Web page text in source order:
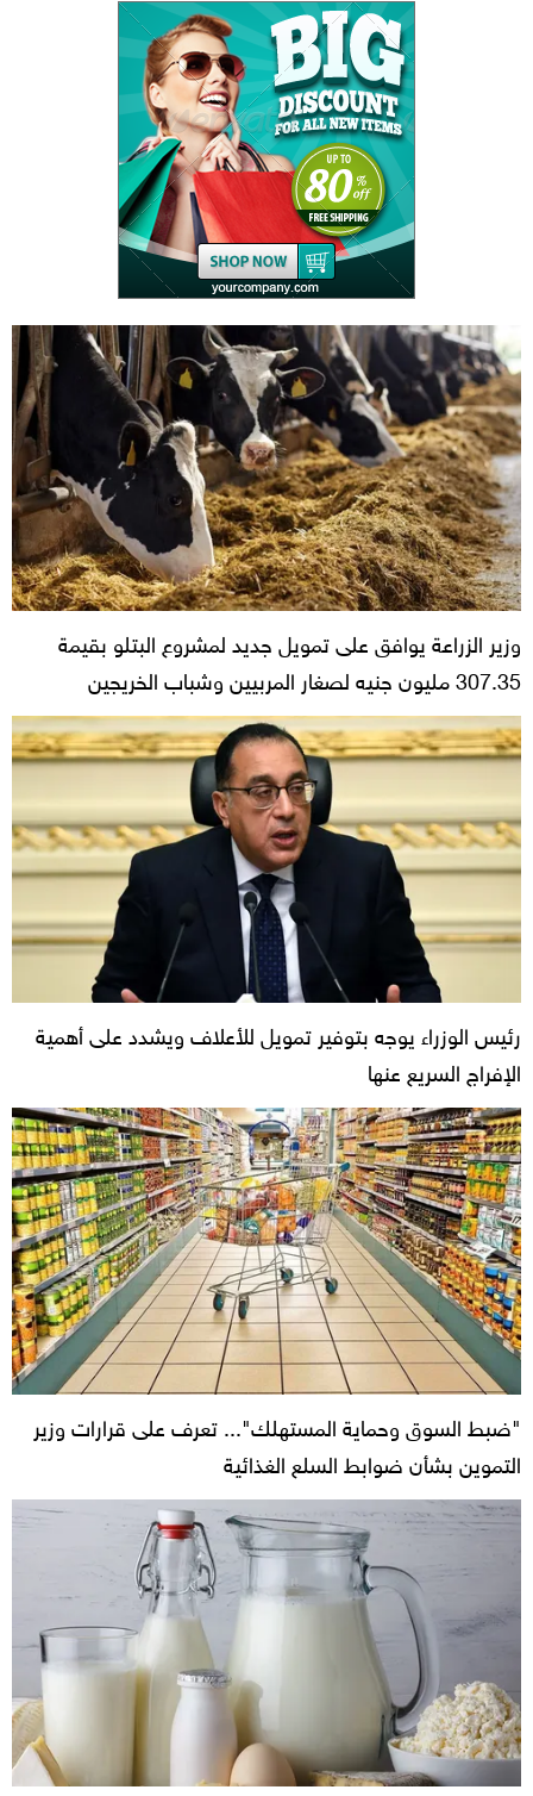
وزير الزراعة يوافق على تمويل جديد لمشروع البتلو بقيمة
307.35 مليون جنيه لصغار المربيين وشباب الخريجين
رئيس الوزراء يوجه بتوفير تمويل للأعلاف ويشدد على أهمية
الإفراج السريع عنها
"ضبط السوق وحماية المستهلك"... تعرف على قرارات وزير
التموين بشأن ضوابط السلع الغذائية